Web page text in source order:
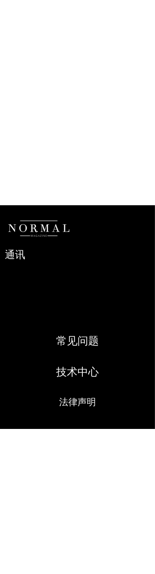
通讯
常见问题
技术中心
法律声明